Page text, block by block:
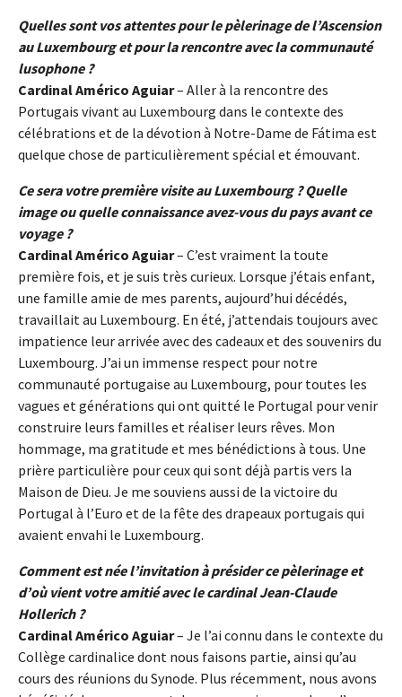
Quelles sont vos attentes pour le pèlerinage de l’Ascension
au Luxembourg et pour la rencontre avec la communauté
lusophone ?
Cardinal Américo Aguiar– Aller à la rencontre des
Portugais vivant au Luxembourg dans le contexte des
célébrations et de la dévotion à Notre-Dame de Fátima est
quelque chose de particulièrement spécial et émouvant.
Ce sera votre première visite au Luxembourg ? Quelle
image ou quelle connaissance avez-vous du pays avant ce
voyage ?
Cardinal Américo Aguiar– C’est vraiment la toute
première fois, et je suis très curieux. Lorsque j’étais enfant,
une famille amie de mes parents, aujourd’hui décédés,
travaillait au Luxembourg. En été, j’attendais toujours avec
impatience leur arrivée avec des cadeaux et des souvenirs du
Luxembourg. J’ai un immense respect pour notre
communauté portugaise au Luxembourg, pour toutes les
vagues et générations qui ont quitté le Portugal pour venir
construire leurs familles et réaliser leurs rêves. Mon
hommage, ma gratitude et mes bénédictions à tous. Une
prière particulière pour ceux qui sont déjà partis vers la
Maison de Dieu. Je me souviens aussi de la victoire du
Portugal à l’Euro et de la fête des drapeaux portugais qui
avaient envahi le Luxembourg.
Comment est née l’invitation à présider ce pèlerinage et
d’où vient votre amitié avec le cardinal Jean-Claude
Hollerich ?
Cardinal Américo Aguiar– Je l’ai connu dans le contexte du
Collège cardinalice dont nous faisons partie, ainsi qu’au
cours des réunions du Synode. Plus récemment, nous avons